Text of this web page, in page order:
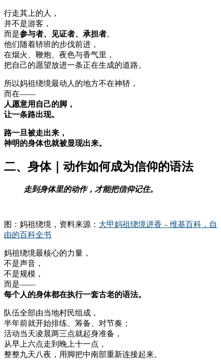
行走其上的人，
并不是游客，
而是参与者、见证者、承担者。
他们随着轿班的步伐前进，
在烟火、鞭炮、夜色与香气里，
把自己的愿望放进一条正在生成的道路。
所以妈祖绕境最动人的地方不在神轿，
而在——
人愿意用自己的脚，
让一条路出现。
路一旦被走出来，
神明的身体也就被显现出来。
二、身体｜动作如何成为信仰的语法
走到身体里的动作，才能把信仰记住。
图：妈祖绕境，资料来源： 大甲妈祖绕境进香 – 维基百科，自
由的百科全书
妈祖绕境最核心的力量，
不是声音，
不是规模，
而是——
每个人的身体都在执行一套古老的语法。
队伍全部由当地村民组成，
半年前就开始排练、筹备、对节奏；
活动当天凌晨两三点就起身准备，
从早上六点走到晚上十一点，
整整九天八夜，用脚把中南部重新连接起来。